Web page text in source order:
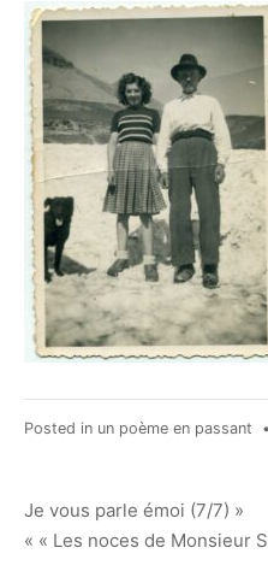
Posted in un poème en passant •
Navigation
de
Je vous parle émoi (7/7) »
« « Les noces de Monsieur